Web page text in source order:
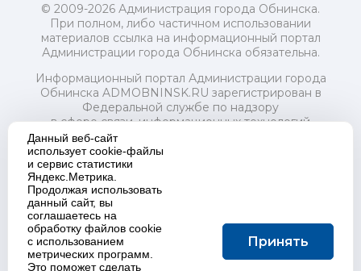
© 2009-2026 Администрация города Обнинска.
При полном, либо частичном использовании
материалов ссылка на информационный портал
Администрации города Обнинска обязательна.
Информационный портал Администрации города
Обнинска ADMOBNINSK.RU зарегистрирован в
Федеральной службе по надзору
в сфере связи, информационных технологий
и массовых коммуникаций (Роскомнадзор) 24 июля
2018 года.
Свидетельство о регистрации Эл № ФС77-73321
Учредитель: Администрация (исполнительно-
распорядительный орган) городского округа "Город
Обнинск". Главный редактор: Байкова Е.А.
Адрес электронной почты Редакции:
redactor@admobninsk.ru
Телефон Редакции: +7 (484) 395-85-85
Данный веб-сайт
использует cookie-файлы
и сервис статистики
Яндекс.Метрика.
Продолжая использовать
данный сайт, вы
соглашаетесь на
обработку файлов cookie
с использованием
метрических программ.
Это поможет сделать
Принять